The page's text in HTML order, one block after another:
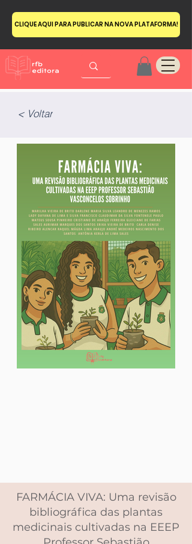
CLIQUE AQUI PARA PUBLICAR NA NOVA PLATAFORMA!
< Voltar
FARMÁCIA VIVA: Uma revisão
bibliográfica das plantas
medicinais cultivadas na EEEP